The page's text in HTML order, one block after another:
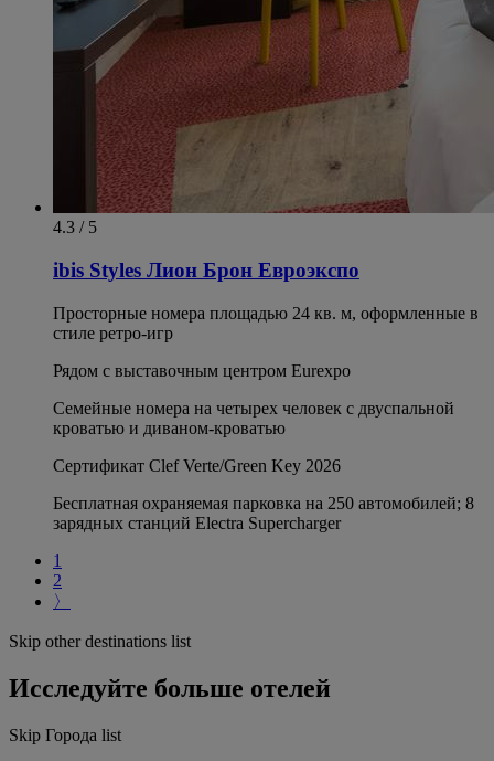
4.3 / 5
ibis Styles Лион Брон Евроэкспо
Просторные номера площадью 24 кв. м, оформленные в
стиле ретро-игр
Рядом с выставочным центром Eurexpo
Семейные номера на четырех человек с двуспальной
кроватью и диваном-кроватью
Сертификат Clef Verte/Green Key 2026
Бесплатная охраняемая парковка на 250 автомобилей; 8
зарядных станций Electra Supercharger
1
2
〉
Skip other destinations list
Исследуйте больше отелей
Skip Города list